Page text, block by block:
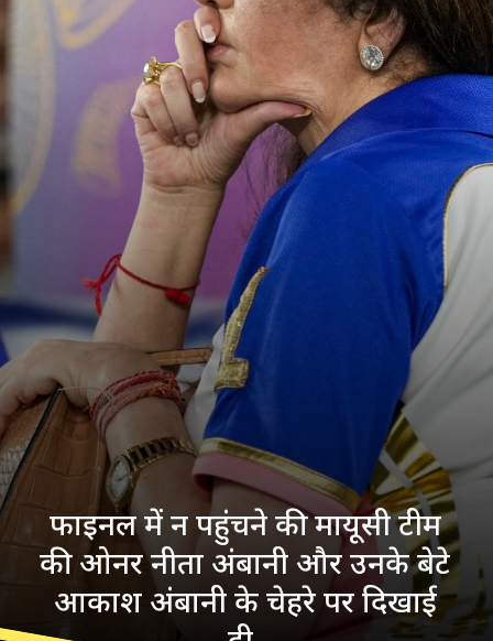
फाइनल में न पहुंचने की मायूसी टीम
की ओनर नीता अंबानी और उनके बेटे
आकाश अंबानी के चेहरे पर दिखाई